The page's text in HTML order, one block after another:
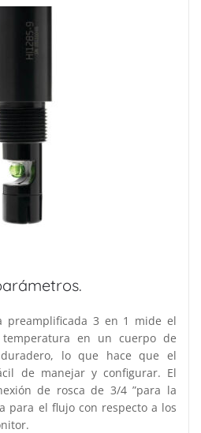
preamplificada 3 en 1 mide el
en un cuerpo de
lo que hace que el
de manejar y configurar. El
de rosca de 3/4 ”para la
para el flujo con respecto a los